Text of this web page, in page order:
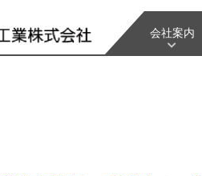
会社案内